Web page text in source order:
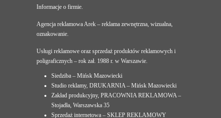
Informacje o firmie.
Agencja reklamowa Arek – reklama zewnętrzna, wizualna,
oznakowanie.
Usługi reklamowe oraz sprzedaż produktów reklamowych i
poligraficznych – rok zał. 1988 r. w Warszawie.
Siedziba – Mińsk Mazowiecki
Studio reklamy, DRUKARNIA – Mińsk Mazowiecki
Zakład produkcyjny, PRACOWNIA REKLAMOWA –
Stojadła, Warszawska 35
Sprzedaż internetowa – SKLEP REKLAMOWY